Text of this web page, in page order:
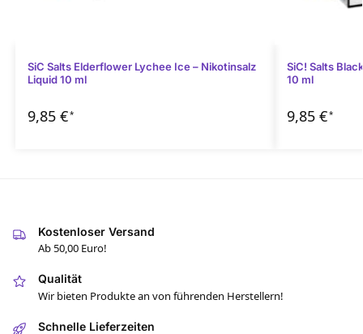
SiC Salts Elderflower Lychee Ice – Nikotinsalz
Liquid 10 ml
9,85 €*
SiC! Salts
10 ml
9,85 €*
Kostenloser Versand
Ab 50,00 Euro!
Qualität
Wir bieten Produkte an von führenden Herstellern!
Schnelle Lieferzeiten